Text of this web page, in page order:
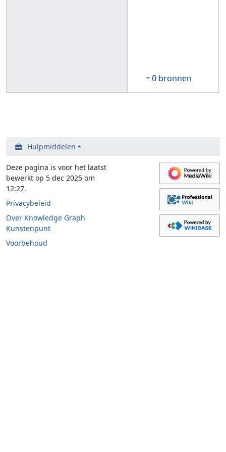
0 bronnen
Hulpmiddelen
Deze pagina is voor het laatst
bewerkt op 5 dec 2025 om
12:27.
Privacybeleid
Over Knowledge Graph
Kunstenpunt
Voorbehoud